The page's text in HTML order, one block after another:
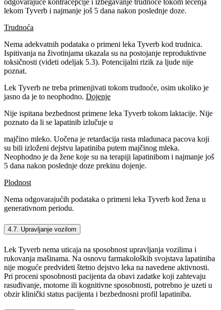
odgovarajuće kontracepcije i izbegavanje trudnoće tokom lečenja
lekom Tyverb i najmanje još 5 dana nakon poslednje doze.
Trudnoća
Nema adekvatnih podataka o primeni leka Tyverb kod trudnica.
Ispitivanja na životinjama ukazala su na postojanje reproduktivne
toksičnosti (videti odeljak 5.3). Potencijalni rizik za ljude nije
poznat.
Lek Tyverb ne treba primenjivati tokom trudnoće, osim ukoliko je
jasno da je to neophodno. Dojenje
Nije ispitana bezbednost primene leka Tyverb tokom laktacije. Nije
poznato da li se lapatinib izlučuje u
majčino mleko. Uočena je retardacija rasta mladunaca pacova koji
su bili izloženi dejstvu lapatiniba putem majčinog mleka.
Neophodno je da žene koje su na terapiji lapatinibom i najmanje još
5 dana nakon poslednje doze prekinu dojenje.
Plodnost
Nema odgovarajućih podataka o primeni leka Tyverb kod žena u
generativnom periodu.
4.7. Upravljanje vozilom
Lek Tyverb nema uticaja na sposobnost upravljanja vozilima i
rukovanja mašinama. Na osnovu farmakoloških svojstava lapatiniba
nije moguće predvideti štetno dejstvo leka na navedene aktivnosti.
Pri proceni sposobnosti pacijenta da obavi zadatke koji zahtevaju
rasuđivanje, motorne ili kognitivne sposobnosti, potrebno je uzeti u
obzir klinički status pacijenta i bezbednosni profil lapatiniba.